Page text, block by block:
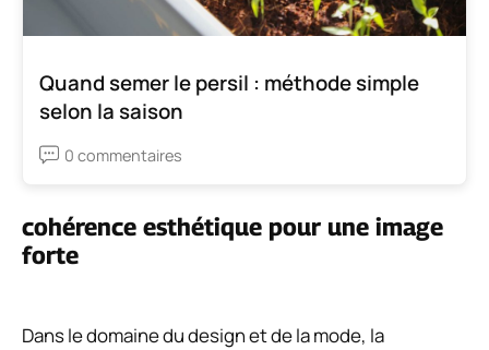
Quand semer le persil : méthode simple
selon la saison
0 commentaires
cohérence esthétique pour une image
forte
Dans le domaine du design et de la mode, la